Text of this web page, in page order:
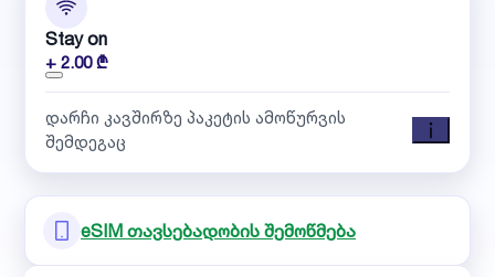
Stay on
+ 2.00 ₾
დარჩი კავშირზე პაკეტის ამოწურვის
შემდეგაც
eSIM თავსებადობის შემოწმება